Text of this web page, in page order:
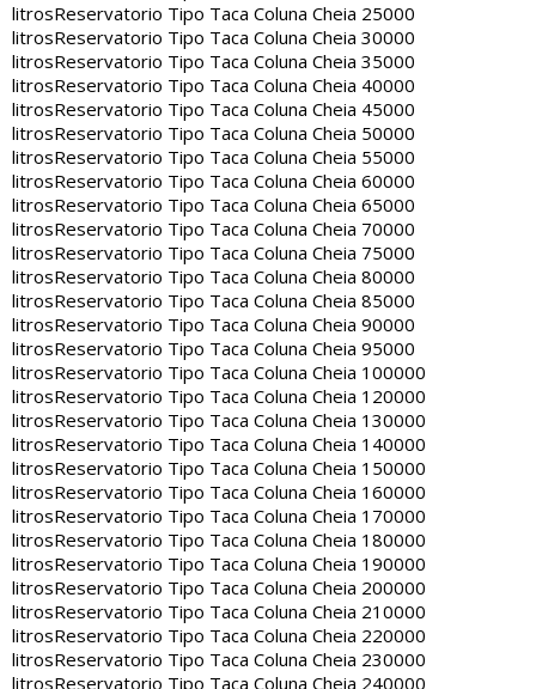
litrosReservatorio Tipo Taca Coluna Cheia 25000
litrosReservatorio Tipo Taca Coluna Cheia 30000
litrosReservatorio Tipo Taca Coluna Cheia 35000
litrosReservatorio Tipo Taca Coluna Cheia 40000
litrosReservatorio Tipo Taca Coluna Cheia 45000
litrosReservatorio Tipo Taca Coluna Cheia 50000
litrosReservatorio Tipo Taca Coluna Cheia 55000
litrosReservatorio Tipo Taca Coluna Cheia 60000
litrosReservatorio Tipo Taca Coluna Cheia 65000
litrosReservatorio Tipo Taca Coluna Cheia 70000
litrosReservatorio Tipo Taca Coluna Cheia 75000
litrosReservatorio Tipo Taca Coluna Cheia 80000
litrosReservatorio Tipo Taca Coluna Cheia 85000
litrosReservatorio Tipo Taca Coluna Cheia 90000
litrosReservatorio Tipo Taca Coluna Cheia 95000
litrosReservatorio Tipo Taca Coluna Cheia 100000
litrosReservatorio Tipo Taca Coluna Cheia 120000
litrosReservatorio Tipo Taca Coluna Cheia 130000
litrosReservatorio Tipo Taca Coluna Cheia 140000
litrosReservatorio Tipo Taca Coluna Cheia 150000
litrosReservatorio Tipo Taca Coluna Cheia 160000
litrosReservatorio Tipo Taca Coluna Cheia 170000
litrosReservatorio Tipo Taca Coluna Cheia 180000
litrosReservatorio Tipo Taca Coluna Cheia 190000
litrosReservatorio Tipo Taca Coluna Cheia 200000
litrosReservatorio Tipo Taca Coluna Cheia 210000
litrosReservatorio Tipo Taca Coluna Cheia 220000
litrosReservatorio Tipo Taca Coluna Cheia 230000
litrosReservatorio Tipo Taca Coluna Cheia 240000